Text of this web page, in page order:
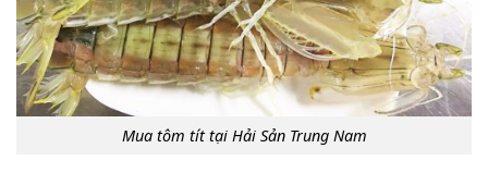
Mua tôm tít tại Hải Sản Trung Nam